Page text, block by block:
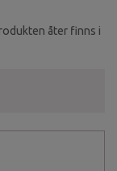
åter finns i